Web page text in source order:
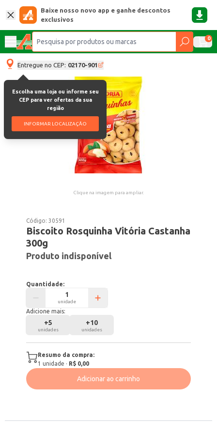
Baixe nosso novo app e ganhe descontos
exclusivos
0
Entregue no CEP: 02170-901
Escolha uma loja ou informe seu
CEP para ver ofertas da sua
região
INFORMAR LOCALIZAÇÃO
Clique na imagem para ampliar.
Código:30591
Biscoito Rosquinha Vitória Castanha
300g
Produto indisponível
Quantidade:
unidade
Adicione mais:
+5
unidades
+10
unidades
Resumo da compra:
1 unidade · R$ 0,00
Adicionar ao carrinho